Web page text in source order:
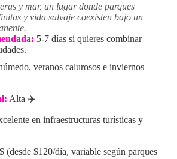
y mar, un lugar donde parques
y vida salvaje coexisten bajo un
5-7 días si quieres combinar
veranos calurosos e inviernos
Alta ✈️
en infraestructuras turísticas y
(desde $120/día, variable según parques